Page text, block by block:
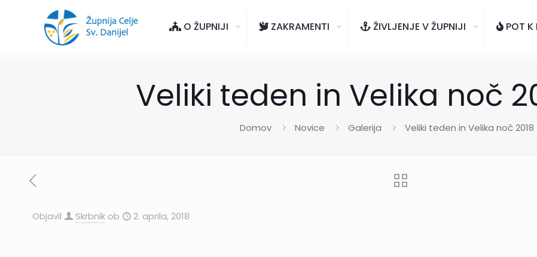
O ŽUPNIJI ZAKRAMENTI ŽIVLJENJE V ŽUPNIJI POT K
Veliki teden in Velika noč
Domov Novice Galerija Veliki teden in Velika noč
Objavil Skrbnik ob 2. aprila, 2018